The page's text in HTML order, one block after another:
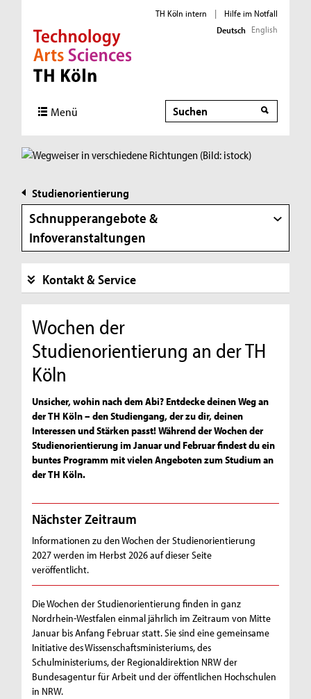
Direkt zur Hauptnavigation
Direkt zur Subnavigation
Direkt zum Inhalt
Direkt zum Fußbereich
TH Köln intern |
Hilfe im Notfall
Deutsch English
Menü Suche
Studienorientierung
Schnupperangebote &
Infoveranstaltungen
Kontakt & Service
Wochen der
Studienorientierung an der TH
Köln
Unsicher, wohin nach dem Abi? Entdecke deinen Weg an
der TH Köln – den Studiengang, der zu dir, deinen
Interessen und Stärken passt! Während der Wochen der
Studienorientierung im Januar und Februar findest du ein
buntes Programm mit vielen Angeboten zum Studium an
der TH Köln.
Nächster Zeitraum
Informationen zu den Wochen der Studienorientierung
2027 werden im Herbst 2026 auf dieser Seite
veröffentlicht.
Die Wochen der Studienorientierung finden in ganz
Nordrhein-Westfalen einmal jährlich im Zeitraum von Mitte
Januar bis Anfang Februar statt. Sie sind eine gemeinsame
Initiative des Wissenschaftsministeriums, des
Schulministeriums, der Regionaldirektion NRW der
Bundesagentur für Arbeit und der öffentlichen Hochschulen
in NRW.